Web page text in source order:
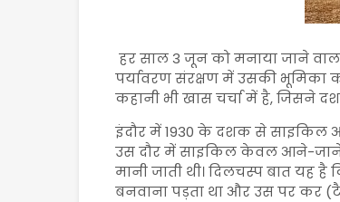
हर साल 3 जून को मनाया जाने
पर्यावरण संरक्षण में उसकी भूमिका
कहानी भी खास चर्चा में है, जिसने
इंदौर में 1930 के दशक से साइकिल
उस दौर में साइकिल केवल आने-जाने
मानी जाती थी। दिलचस्प बात
बनवाना पड़ता था और उस पर कर